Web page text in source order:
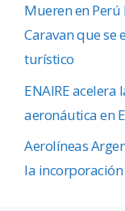
Mueren en Perú
Caravan que se
turístico
ENAIRE
aeronáutica en
Aerolíneas
la incorporación